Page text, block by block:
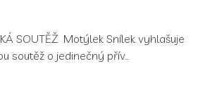
SOUTĚŽ Motýlek Snílek vyhlašuje
soutěž o jedinečný přív...